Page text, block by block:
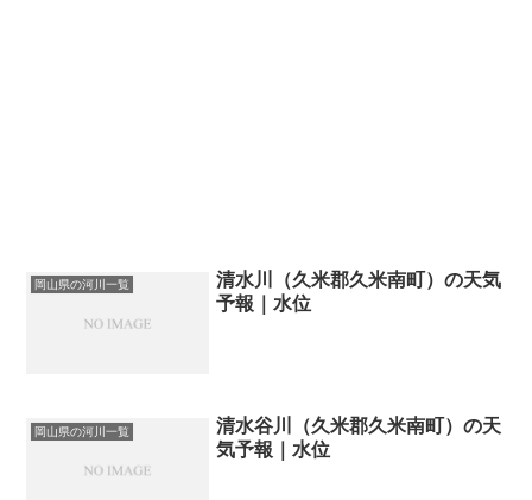
岡山県の河川一覧
清水川（久米郡久米南町）の天気
予報｜水位
岡山県の河川一覧
清水谷川（久米郡久米南町）の天
気予報｜水位